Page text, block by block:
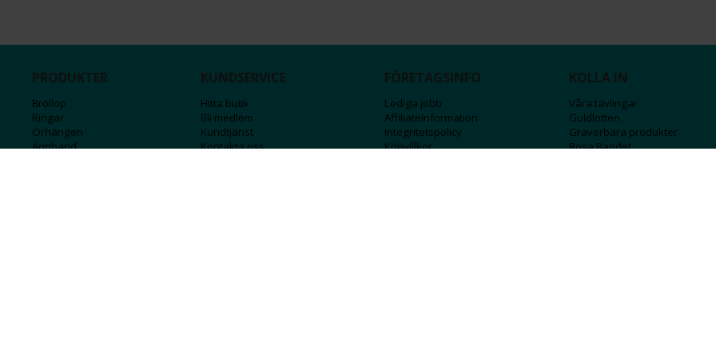
PRODUKTER
Bröllop
Ringar
Örhängen
Armband
KUNDSERVICE
Hitta butik
Bli medlem
Kundtjänst
Kontakta oss
FÖRETAGSINFO
Lediga jobb
Affiliateinformation
Integritetspolicy
Köpvillkor
KOLLA IN
Våra tävlingar
Guldlotten
Graverbara produkter
Rosa Bandet